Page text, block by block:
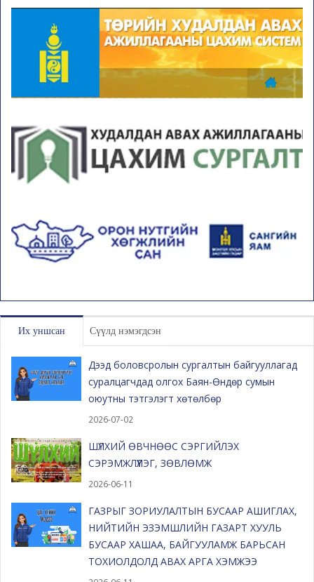
Их уншсан Сүүлд нэмэгдсэн
Дээд боловсролын сургалтын байгууллагад
суралцагчдад олгох Баян-Өндөр сумын
оюутны тэтгэлэгт хөтөлбөр
2026-07-02
ШҮЛХИЙ ӨВЧНӨӨС СЭРГИЙЛЭХ
СЭРЭМЖЛҮҮЛЭГ, ЗӨВЛӨМЖ
2026-06-11
ГАЗРЫГ ЗОРИУЛАЛТЫН БУСААР АШИГЛАХ,
НИЙТИЙН ЭЗЭМШЛИЙН ГАЗАРТ ХУУЛЬ
БУСААР ХАШАА, БАЙГУУЛАМЖ БАРЬСАН
ТОХИОЛДОЛД АВАХ АРГА ХЭМЖЭЭ